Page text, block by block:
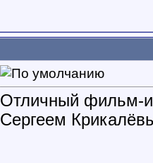
Отличный фильм-
Сергеем